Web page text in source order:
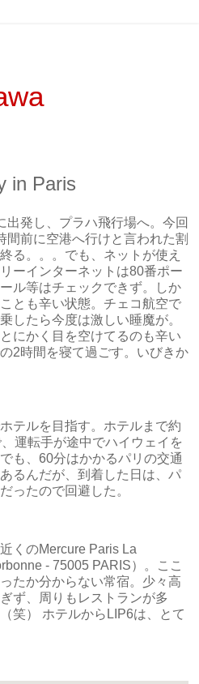
in Paris
出発し、プラハ飛行場へ。今回
間前に空港へ行けと言われた割
る。。。でも、ネットが使え
ーインターネットは80番ポー
ル等はチェックできず。しか
とも辛い状態。チェコ航空で
したら今度は激しい睡魔が。
にかく目を空けてるのも辛い
2時間を寝て過ごす。いびきか
テルを目指す。ホテルまで約
運転手が途中でハイウェイを
も、60分はかかるパリの交通
るんだが、到着した日は、パ
ったので回避した。
くのMercure Paris La
- 75005 PARIS）。ここ
たか分からない常宿。少々高
ず、周りもレストランが多
笑） ホテルからLIP6は、とて